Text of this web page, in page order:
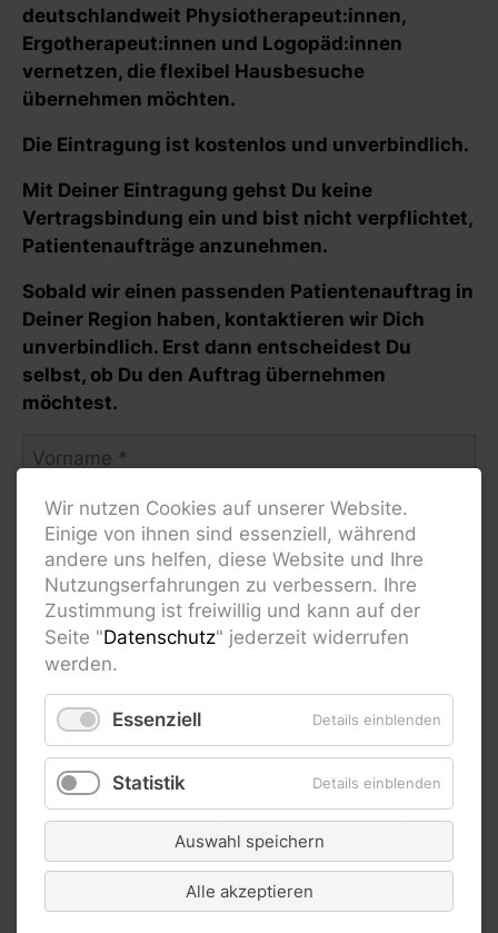
deutschlandweit Physiotherapeut:innen,
Ergotherapeut:innen und Logopäd:innen
vernetzen, die flexibel Hausbesuche
übernehmen möchten.
Die Eintragung ist kostenlos und unverbindlich.
Mit Deiner Eintragung gehst Du keine
Vertragsbindung ein und bist nicht verpflichtet,
Patientenaufträge anzunehmen.
Sobald wir einen passenden Patientenauftrag in
Deiner Region haben, kontaktieren wir Dich
unverbindlich. Erst dann entscheidest Du
selbst, ob Du den Auftrag übernehmen
möchtest.
Wir nutzen Cookies auf unserer Website.
Einige von ihnen sind essenziell, während
andere uns helfen, diese Website und Ihre
Nutzungserfahrungen zu verbessern. Ihre
Zustimmung ist freiwillig und kann auf der
Seite "Datenschutz" jederzeit widerrufen
werden.
Essenziell Details einblenden
Statistik Details einblenden
Auswahl speichern
Alle akzeptieren